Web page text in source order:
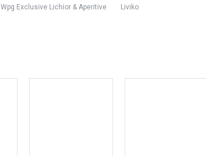
Wpg Exclusive Lichior & Aperitive Liviko